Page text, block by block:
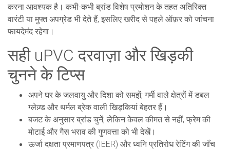
करना आवश्यक है। कभी-कभी ब्रांड विशेष प्रमोशन के तहत अतिरिक्त
वारंटी या मुफ्त अपग्रेड भी देते हैं, इसलिए खरीद से पहले ऑफ़र को जांचना
फायदेमंद रहेगा।
सही uPVC दरवाज़ा और खिड़की
चुनने के टिप्स
अपने घर के जलवायु और दिशा को समझें; गर्मी वाले क्षेत्रों में डबल
ग्लेज़्ड और थर्मल ब्रेक वाली खिड़कियां बेहतर हैं।
बजट के अनुसार ब्रांड चुनें, लेकिन केवल कीमत से नहीं, फ्रेम की
मोटाई और गैस भराव की गुणवत्ता को भी देखें।
ऊर्जा दक्षता प्रमाणपत्र (IEER) और ध्वनि प्रतिरोध रेटिंग की जाँच